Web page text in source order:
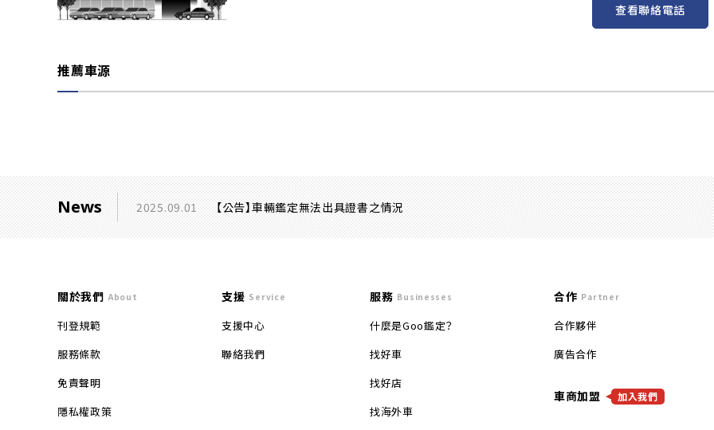
查看聯絡電話
推薦車源
News 2025.09.01 【公告】車輛鑑定無法出具證書之情況
關於我們 About
刊登規範
服務條款
免責聲明
隱私權政策
支援 Service
支援中心
聯絡我們
服務 Businesses
什麼是Goo鑑定？
找好車
找好店
找海外車
合作 Partner
合作夥伴
廣告合作
車商加盟 加入我們